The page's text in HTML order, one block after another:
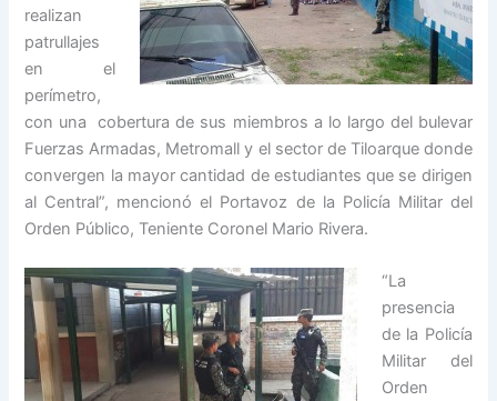
realizan
patrullajes
en el
perímetro,
con una cobertura de sus miembros a lo largo del bulevar
Fuerzas Armadas, Metromall y el sector de Tiloarque donde
convergen la mayor cantidad de estudiantes que se dirigen
al Central”, mencionó el Portavoz de la Policía Militar del
Orden Público, Teniente Coronel Mario Rivera.
“La
presencia
de la Policía
Militar del
Orden